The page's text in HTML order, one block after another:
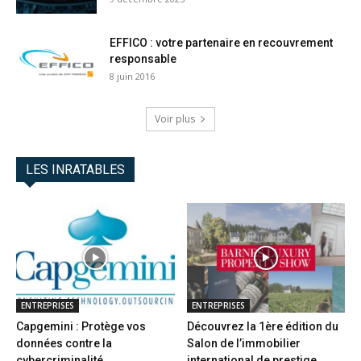
EFFICO : votre partenaire en recouvrement
responsable
8 juin 2016
Voir plus
LES INRATABLES
ENTREPRISES
Capgemini : Protège vos
données contre la
ENTREPRISES
Découvrez la 1ère édition du
Salon de l’immobilier